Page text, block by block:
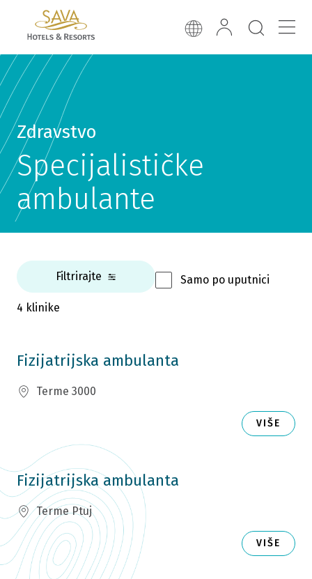
Zdravstvo
Specijalističke
ambulante
Filtrirajte Samo po uputnici
4 klinike
Fizijatrijska ambulanta
Terme 3000
VIŠE
Fizijatrijska ambulanta
Terme Ptuj
VIŠE